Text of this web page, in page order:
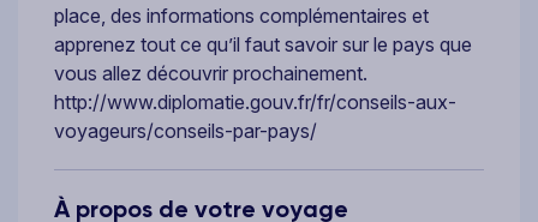
place, des informations complémentaires et
apprenez tout ce qu’il faut savoir sur le pays que
vous allez découvrir prochainement.
http://www.diplomatie.gouv.fr/fr/conseils-aux-
voyageurs/conseils-par-pays/
À propos de votre voyage